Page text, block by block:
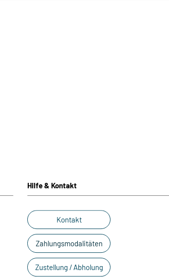
Hilfe & Kontakt
Kontakt
Zahlungsmodalitäten
Zustellung / Abholung